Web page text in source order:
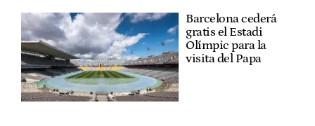
Barcelona cederá
gratis el Estadi
Olímpic para la
visita del Papa